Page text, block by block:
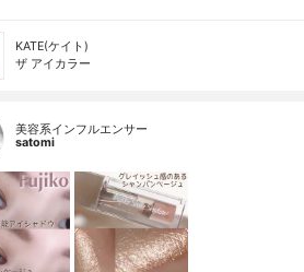
KATE(ケイト)
ザ アイカラー
美容系インフルエンサー
satomi